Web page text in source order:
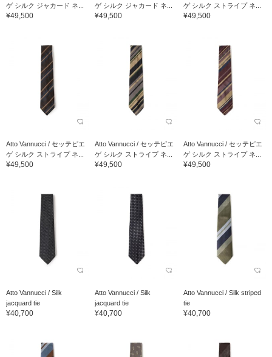
ゲ シルク ジャカード ネ...
¥49,500
ゲ シルク ジャカード ネ...
¥49,500
ゲ シルク ストライプ ネ...
¥49,500
Atto Vannucci / セッテピエ
ゲ シルク ストライプ ネ...
¥49,500
Atto Vannucci / セッテピエ
ゲ シルク ストライプ ネ...
¥49,500
Atto Vannucci / セッテピエ
ゲ シルク ストライプ ネ...
¥49,500
Atto Vannucci / Silk
jacquard tie
¥40,700
Atto Vannucci / Silk
jacquard tie
¥40,700
Atto Vannucci / Silk striped
tie
¥40,700